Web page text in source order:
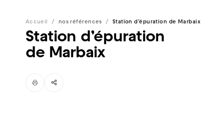
Accueil / nos références / Station d’épuration de Marbaix
Station d’épuration
de Marbaix